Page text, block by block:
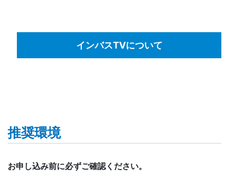
インバスTVについて
推奨環境
お申し込み前に必ずご確認ください。